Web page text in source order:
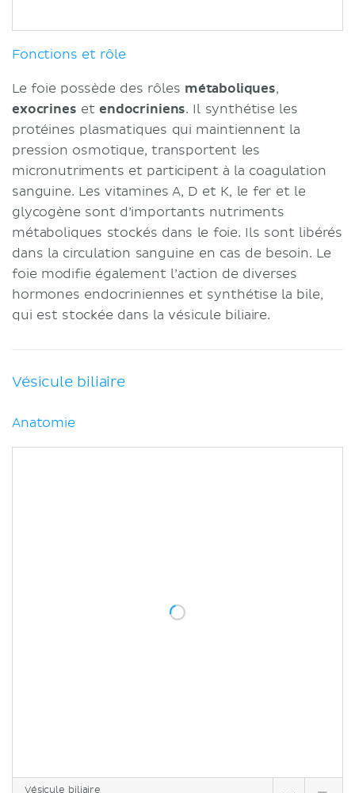
Fonctions et rôle
Le foie possède des rôles métaboliques,
exocrines etendocriniens. Il synthétise les
protéines plasmatiques qui maintiennent la
pression osmotique, transportent les
micronutriments et participent à la coagulation
sanguine. Les vitamines A, D et K, le fer et le
glycogène sont d’importants nutriments
métaboliques stockés dans le foie. Ils sont libérés
dans la circulation sanguine en cas de besoin. Le
foie modifie également l’action de diverses
hormones endocriniennes et synthétise la bile,
qui est stockée dans la vésicule biliaire.
Vésicule biliaire
Anatomie
Vésicule biliaire